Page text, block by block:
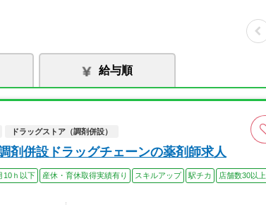
給与順
ドラッグストア（調剤併設）
剤併設ドラッグチェーンの薬剤師求人
10ｈ以下 産休・育休取得実績有り スキルアップ 駅チカ
店舗数30以上